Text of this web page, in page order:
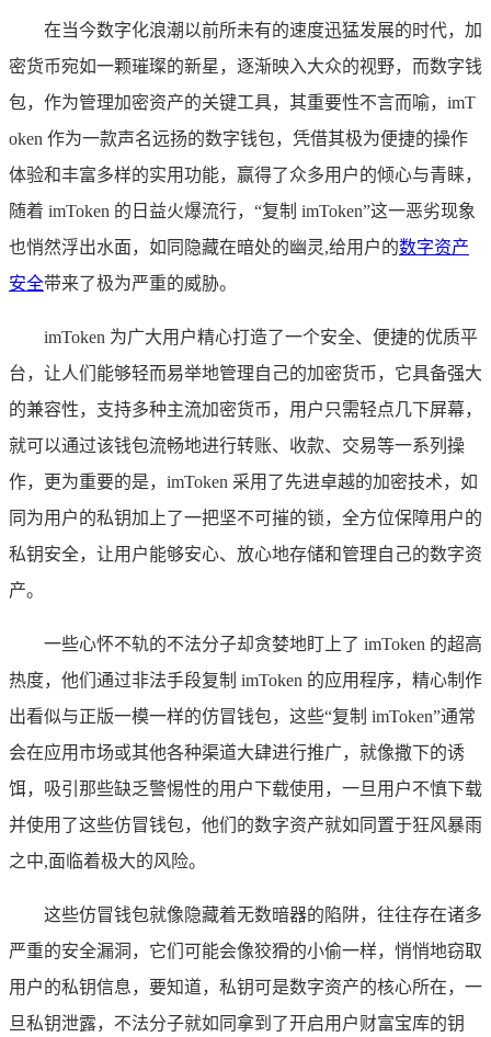
在当今数字化浪潮以前所未有的速度迅猛发展的时代，加
密货币宛如一颗璀璨的新星，逐渐映入大众的视野，而数字钱
包，作为管理加密资产的关键工具，其重要性不言而喻，imT
oken 作为一款声名远扬的数字钱包，凭借其极为便捷的操作
体验和丰富多样的实用功能，赢得了众多用户的倾心与青睐，
随着 imToken 的日益火爆流行，“复制 imToken”这一恶劣现象
也悄然浮出水面，如同隐藏在暗处的幽灵,给用户的数字资产
安全带来了极为严重的威胁。
imToken 为广大用户精心打造了一个安全、便捷的优质平
台，让人们能够轻而易举地管理自己的加密货币，它具备强大
的兼容性，支持多种主流加密货币，用户只需轻点几下屏幕，
就可以通过该钱包流畅地进行转账、收款、交易等一系列操
作，更为重要的是，imToken 采用了先进卓越的加密技术，如
同为用户的私钥加上了一把坚不可摧的锁，全方位保障用户的
私钥安全，让用户能够安心、放心地存储和管理自己的数字资
产。
一些心怀不轨的不法分子却贪婪地盯上了 imToken 的超高
热度，他们通过非法手段复制 imToken 的应用程序，精心制作
出看似与正版一模一样的仿冒钱包，这些“复制 imToken”通常
会在应用市场或其他各种渠道大肆进行推广，就像撒下的诱
饵，吸引那些缺乏警惕性的用户下载使用，一旦用户不慎下载
并使用了这些仿冒钱包，他们的数字资产就如同置于狂风暴雨
之中,面临着极大的风险。
这些仿冒钱包就像隐藏着无数暗器的陷阱，往往存在诸多
严重的安全漏洞，它们可能会像狡猾的小偷一样，悄悄地窃取
用户的私钥信息，要知道，私钥可是数字资产的核心所在，一
旦私钥泄露，不法分子就如同拿到了开启用户财富宝库的钥